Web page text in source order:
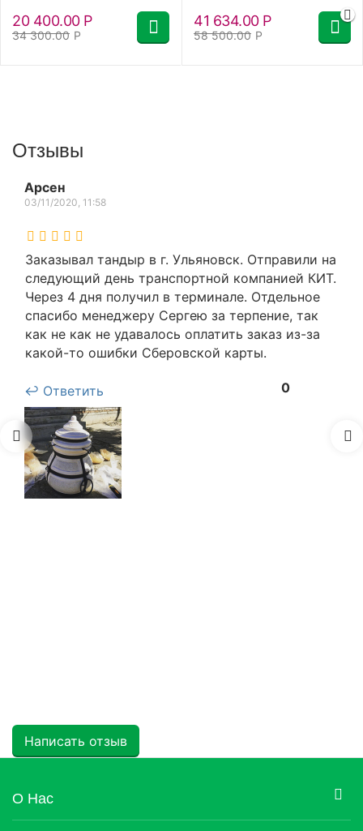
34 300.00 Р
20 400.00 Р
58 500.00 Р
41 634.00 Р
Отзывы
Арсен
03/11/2020, 11:58
Заказывал тандыр в г. Ульяновск. Отправили на
следующий день транспортной компанией КИТ.
Через 4 дня получил в терминале. Отдельное
спасибо менеджеру Сергею за терпение, так
как не как не удавалось оплатить заказ из-за
какой-то ошибки Сберовской карты.
0
↩ Ответить
Написать отзыв
О Нас